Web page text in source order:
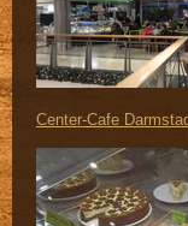
Center-Cafe